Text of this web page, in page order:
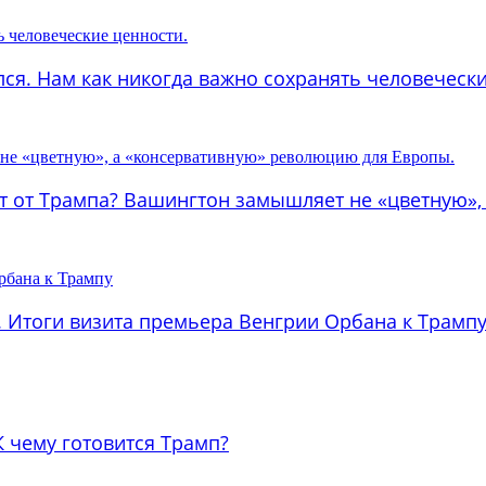
Нам как никогда важно сохранять
от Трампа? Вашингтон замышляет не
Итоги визита премьера Венгрии Орбана к Трампу
чему готовится Трамп?